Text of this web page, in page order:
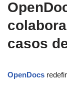
casos
OpenDocs